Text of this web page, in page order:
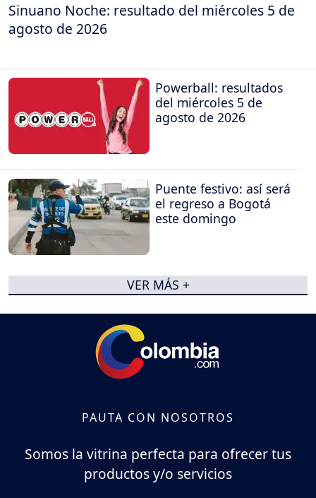
Sinuano Noche: resultado del miércoles 5 de
agosto de 2026
Powerball: resultados
del miércoles 5 de
agosto de 2026
Puente festivo: así será
el regreso a Bogotá
este domingo
VER MÁS +
PAUTA CON NOSOTROS
Somos la vitrina perfecta para ofrecer tus
productos y/o servicios